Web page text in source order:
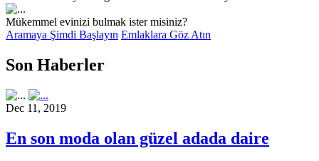
Mükemmel evinizi bulmak ister misiniz?
Aramaya Şimdi Başlayın Emlaklara Göz Atın
Son Haberler
Dec 11, 2019
En son moda olan güzel adada daire